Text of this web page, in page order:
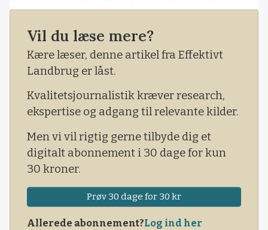
fortælle om tilblivelsen af den såkaldte Svarer-
rapport, hvor der er fremlagt tre bud på en
CO2-afgift på landbruget.
Vil du læse mere?
Kære læser, denne artikel fra Effektivt
Landbrug er låst.
Kvalitetsjournalistik kræver research,
ekspertise og adgang til relevante kilder.
Men vi vil rigtig gerne tilbyde dig et
digitalt abonnement i 30 dage for kun
30 kroner.
Prøv 30 dage for 30 kr
Allerede abonnement?Log ind her